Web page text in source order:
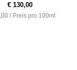
€ 130,00
/ Preis pro 100ml